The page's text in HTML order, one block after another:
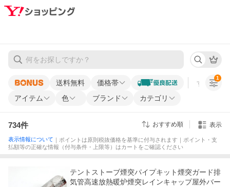
送料無料 価格帯 すべての条
アイテム 色 ブランド カテゴリ
1
734件 おすすめ順 表示
表示情報について ｜ポイントは原則税抜価格を基準に付与されます｜ポイント・支
払額等の正確な情報（付与条件・上限等）はカートをご確認ください
テントストーブ煙突パイプキット煙突ガード排
気管高速放熱暖炉煙突レインキャップ屋外バー